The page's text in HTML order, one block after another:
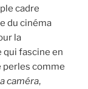
cadre
du cinéma
la
qui fascine en
perles comme
caméra,